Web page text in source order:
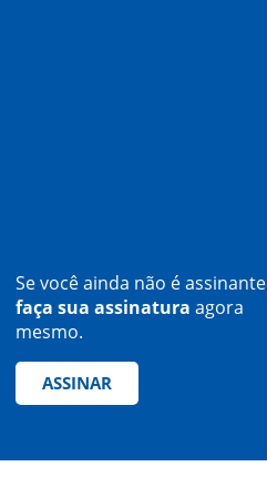
Se você ainda não é assinante
faça sua assinatura agora
mesmo.
ASSINAR